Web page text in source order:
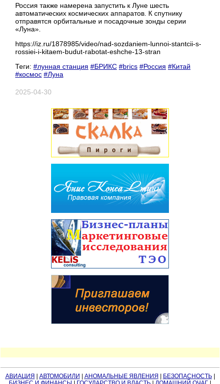
Россия также намерена запустить к Луне шесть
автоматических космических аппаратов. К спутнику
отправятся орбитальные и посадочные зонды серии
«Луна».
https://iz.ru/1878985/video/nad-sozdaniem-lunnoi-stantcii-s-
rossiei-i-kitaem-budut-rabotat-eshche-13-stran
Теги: #лунная станция #БРИКС #brics #Россия #Китай
#космос #Луна
2025-04-30
АВИАЦИЯ | АВТОМОБИЛИ | АНОМАЛЬНЫЕ ЯВЛЕНИЯ | БЕЗОПАСНОСТЬ|